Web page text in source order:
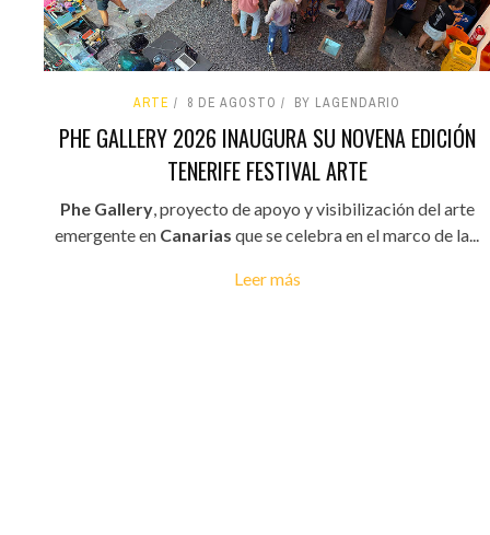
ARTE 8 DE AGOSTO BY LAGENDARIO
PHE GALLERY 2026 INAUGURA SU NOVENA EDICIÓN
TENERIFE FESTIVAL ARTE
Phe Gallery, proyecto de apoyo y visibilización del arte
emergente en Canarias que se celebra en el marco de la...
Leer más